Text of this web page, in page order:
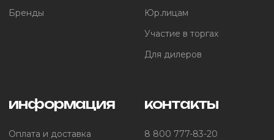
Бренды
Юр.лицам
Участие в торгах
Для дилеров
информация
Оплата и доставка
контакты
8 800 777-83-20